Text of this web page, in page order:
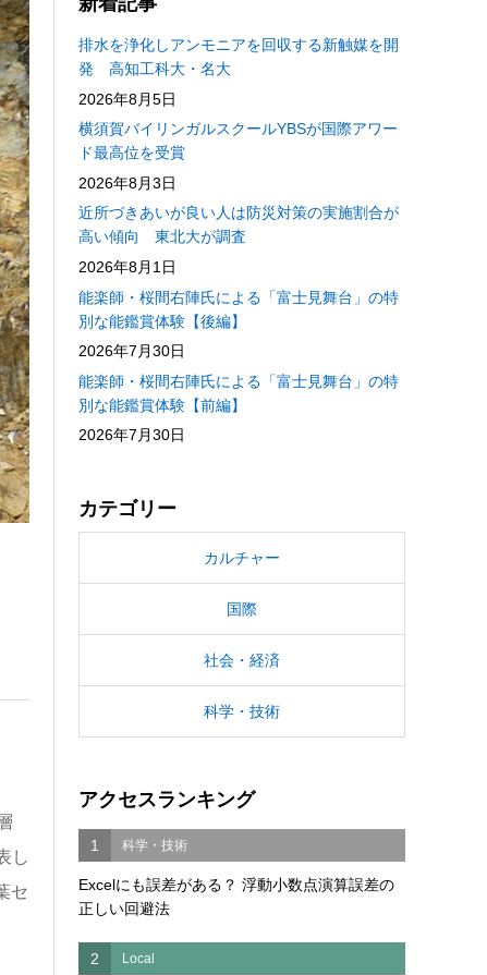
し
セ
排水を浄化しアンモニアを回収する新触媒を開
発 高知工科大・名大
2026年8月5日
横須賀バイリンガルスクールYBSが国際アワー
ド最高位を受賞
2026年8月3日
近所づきあいが良い人は防災対策の実施割合が
高い傾向 東北大が調査
2026年8月1日
能楽師・桜間右陣氏による「富士見舞台」の特
別な能鑑賞体験【後編】
2026年7月30日
能楽師・桜間右陣氏による「富士見舞台」の特
別な能鑑賞体験【前編】
2026年7月30日
カテゴリー
カルチャー
国際
社会・経済
科学・技術
アクセスランキング
1 科学・技術
Excelにも誤差がある？ 浮動小数点演算誤差の
正しい回避法
2 Local